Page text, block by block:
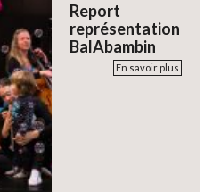
Report
représentation
BalAbambin
En savoir plus